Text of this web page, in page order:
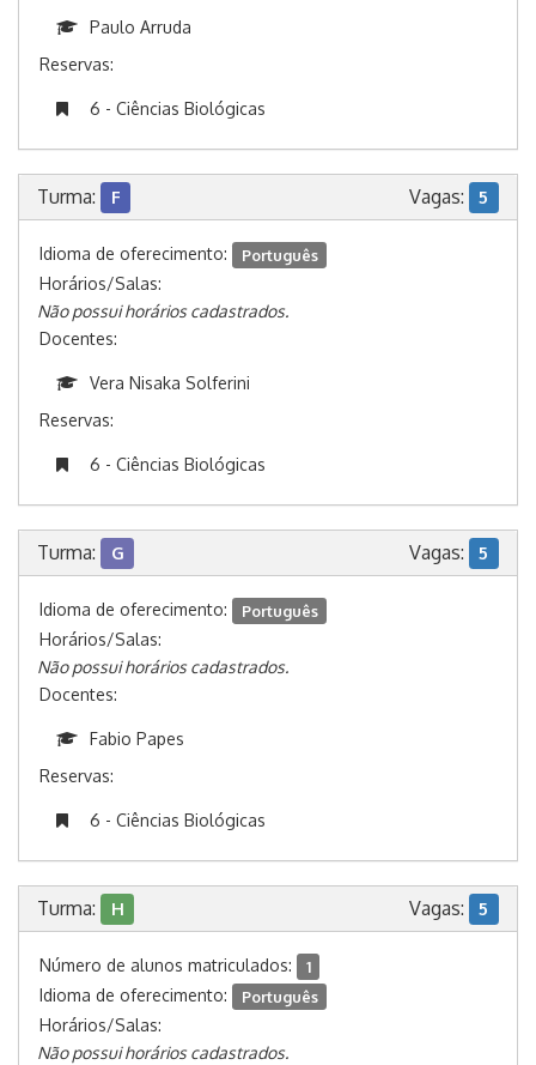
Paulo Arruda
Reservas:
6 - Ciências Biológicas
Turma: F Vagas: 5
Idioma de oferecimento: Português
Horários/Salas:
Não possui horários cadastrados.
Docentes:
Vera Nisaka Solferini
Reservas:
6 - Ciências Biológicas
Turma: G Vagas: 5
Idioma de oferecimento: Português
Horários/Salas:
Não possui horários cadastrados.
Docentes:
Fabio Papes
Reservas:
6 - Ciências Biológicas
Turma: H Vagas: 5
Número de alunos matriculados: 1
Idioma de oferecimento: Português
Horários/Salas:
Não possui horários cadastrados.